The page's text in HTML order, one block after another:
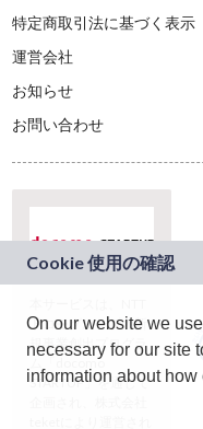
特定商取引法に基づく表示
運営会社
お知らせ
お問い合わせ
ドコモグループの新
規事業創出プログラ
ム「docomo
STARTUP」を通じて
On our website we
necessary for our site
information about how